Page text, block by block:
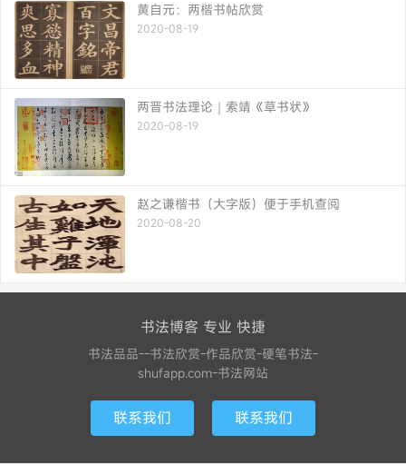
黄自元：两楷书帖欣赏
2020-08-19
两晋书法理论｜索靖《草书状》
2020-08-19
赵之谦楷书（大字版）便于手机查阅
2020-08-20
书法博客 专业 快捷
书法品品--书法欣赏-作品欣赏-硬笔书法-
shufapp.com-书法网站
联系我们 联系我们